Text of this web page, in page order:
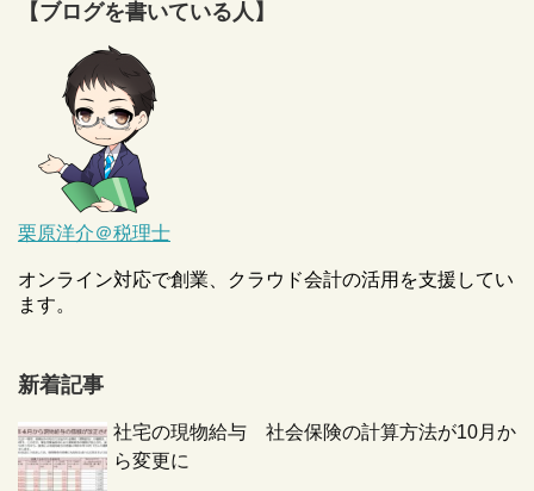
【ブログを書いている人】
栗原洋介＠税理士
オンライン対応で創業、クラウド会計の活用を支援してい
ます。
新着記事
社宅の現物給与 社会保険の計算方法が10月か
ら変更に